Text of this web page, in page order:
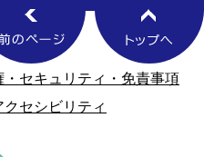
・セキュリティ・免責事項
クセシビリティ